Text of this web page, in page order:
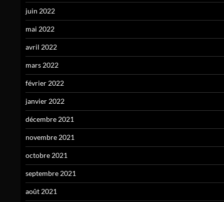
juin 2022
mai 2022
avril 2022
mars 2022
février 2022
janvier 2022
décembre 2021
novembre 2021
octobre 2021
septembre 2021
août 2021